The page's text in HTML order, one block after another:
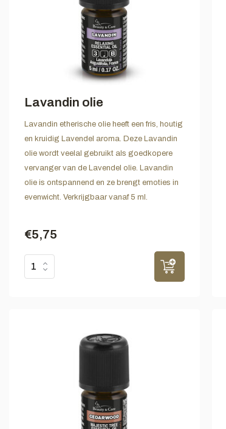
Lavandin olie
Lavandin etherische olie heeft een fris, houtig
en kruidig Lavendel aroma. Deze Lavandin
olie wordt veelal gebruikt als goedkopere
vervanger van de Lavendel olie. Lavandin
olie is ontspannend en ze brengt emoties in
evenwicht. Verkrijgbaar vanaf 5 ml.
€5,75